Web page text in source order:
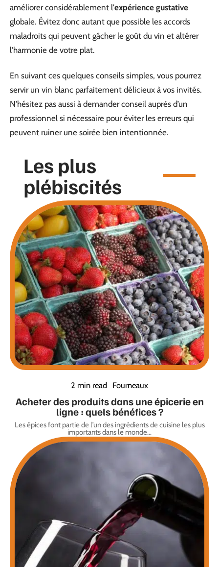
améliorer considérablement l’expérience gustative
globale. Évitez donc autant que possible les accords
maladroits qui peuvent gâcher le goût du vin et altérer
l’harmonie de votre plat.
En suivant ces quelques conseils simples, vous pourrez
servir un vin blanc parfaitement délicieux à vos invités.
N’hésitez pas aussi à demander conseil auprès d’un
professionnel si nécessaire pour éviter les erreurs qui
peuvent ruiner une soirée bien intentionnée.
Les plus
plébiscités
2 min read Fourneaux
Acheter des produits dans une épicerie en
ligne : quels bénéfices ?
Les épices font partie de l’un des ingrédients de cuisine les plus
importants dans le monde…